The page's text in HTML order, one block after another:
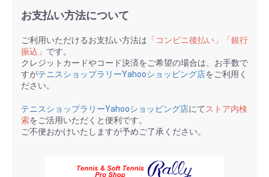
お支払い方法について
ご利用いただけるお支払い方法は 「コンビニ後払い」「銀行
振込」 です。
クレジットカードやコード決済をご希望の場合は、お手数で
すがテニスショップラリーYahooショッピング店をご利用く
ださい。
テニスショップラリーYahooショッピング店にて ストア内検
索をご活用いただくと便利です。
ご不便おかけいたしますが予めご了承ください。